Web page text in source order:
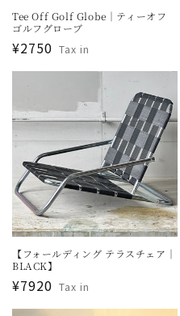
Tee Off Golf Globe｜ティーオフ
ゴルフグローブ
通
常
格
¥2750 Tax in
【フォールディング テラスチェア｜
BLACK】
通
常
¥7920 Tax in